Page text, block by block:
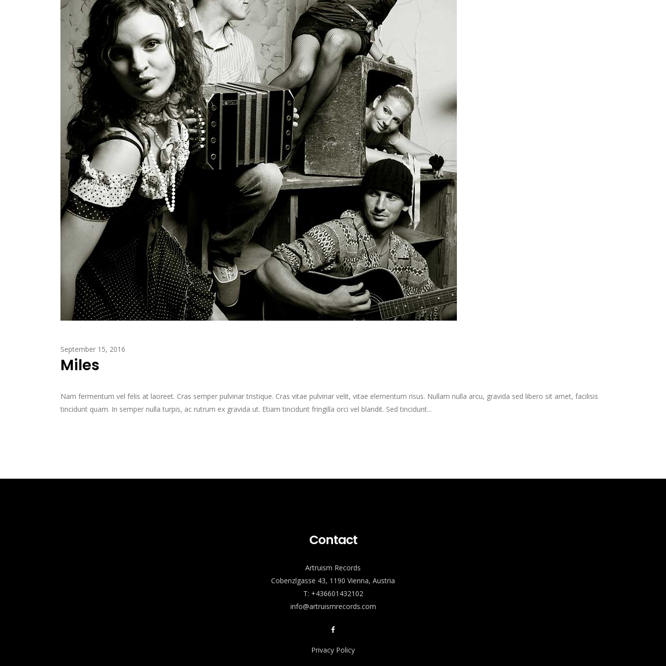
September 15, 2016
Miles
Nam fermentum vel felis at laoreet. Cras semper pulvinar tristique. Cras vitae pulvinar velit, vitae elementum risus. Nullam nulla arcu, gravida sed libero sit amet, facilisis
tincidunt quam. In semper nulla turpis, ac rutrum ex gravida ut. Etiam tincidunt fringilla orci vel blandit. Sed tincidunt...
Contact
Artruism Records
Cobenzlgasse 43, 1190 Vienna, Austria
T: +436601432102
info@artruismrecords.com
Privacy Policy